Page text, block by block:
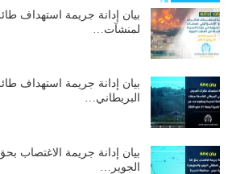
بيان إدانة جريمة استهداف
لمنشآت…
بيان إدانة جريمة استهداف
البريطاني…
الجوير…